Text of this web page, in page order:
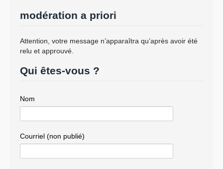
modération a priori
Attention, votre message n’apparaîtra qu’après avoir été
relu et approuvé.
Qui êtes-vous ?
Nom
Courriel (non publié)